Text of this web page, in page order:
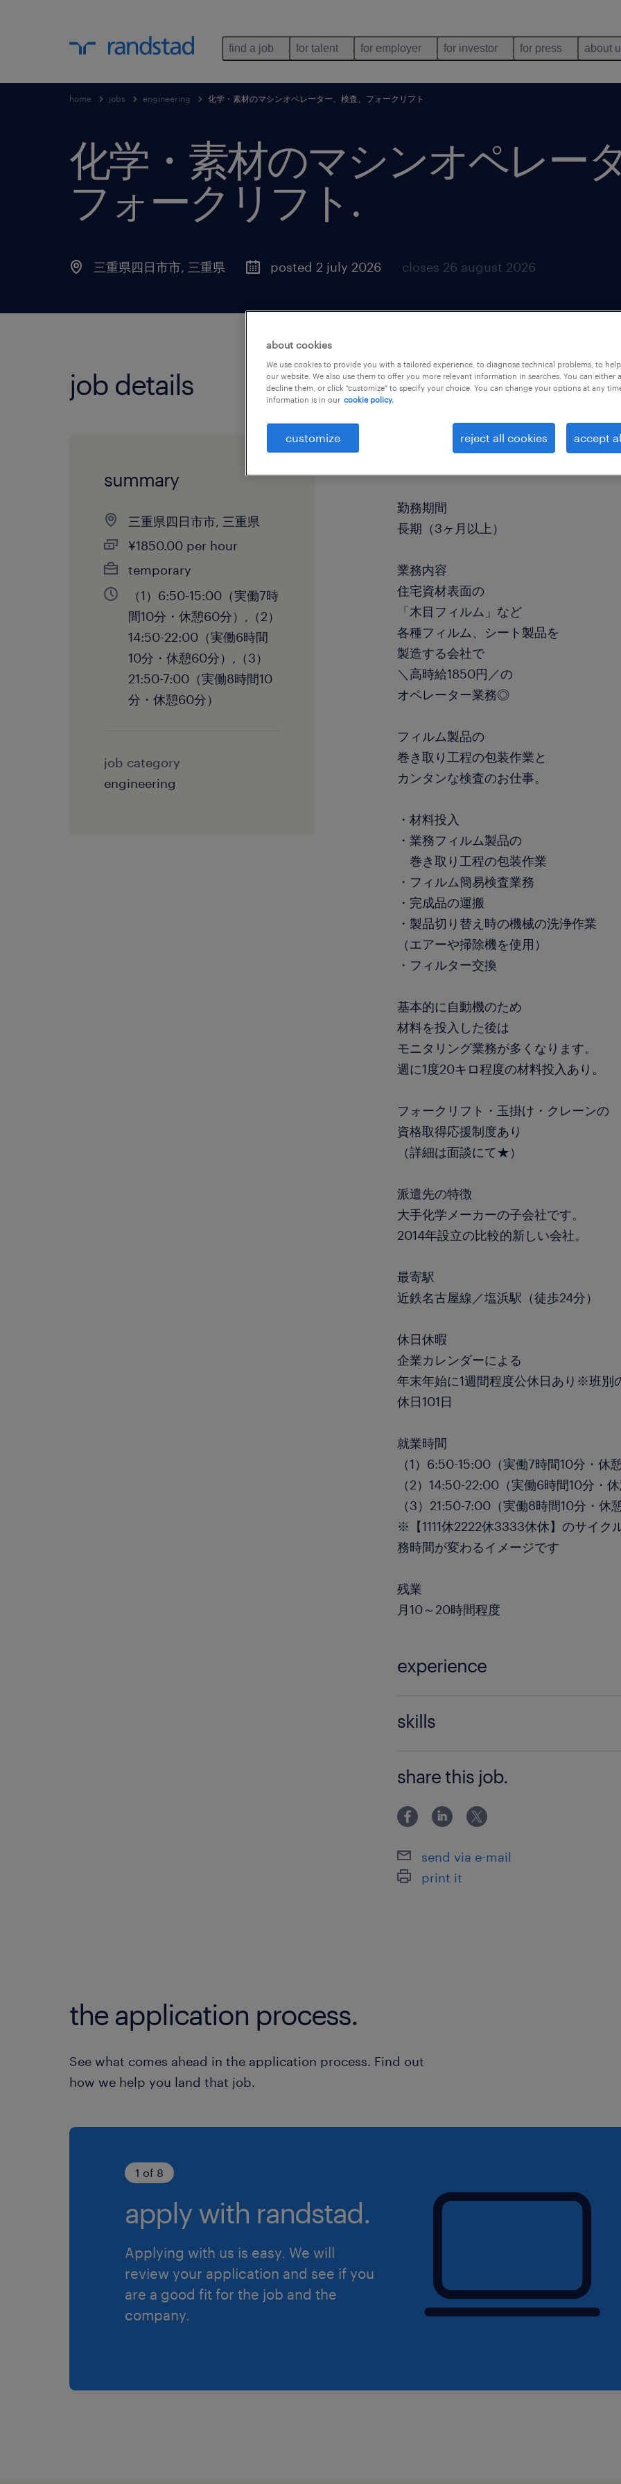
find a job for talent for employer for investor for press about
home jobs engineering 化学・素材のマシンオペレーター、検査、フォークリフト
化学・素材のマシンオペレー
フォークリフト .
三重県四日市市, 三重県 posted 2 july 2026 closes 26 august 2026
job details
summary
三重県四日市市, 三重県
¥1850.00 per hour
temporary
（1）6:50-15:00（実働7時
間10分・休憩60分）,（2）
14:50-22:00（実働6時間
10分・休憩60分）,（3）
21:50-7:00（実働8時間10
分・休憩60分）
job category
engineering
勤務期間
長期（3ヶ月以上）
業務内容
住宅資材表面の
「木目フィルム」など
各種フィルム、シート製品を
製造する会社で
＼高時給1850円／の
オペレーター業務◎
フィルム製品の
巻き取り工程の包装作業と
カンタンな検査のお仕事。
・材料投入
・業務フィルム製品の
巻き取り工程の包装作業
・フィルム簡易検査業務
・完成品の運搬
・製品切り替え時の機械の洗浄作業
（エアーや掃除機を使用）
・フィルター交換
基本的に自動機のため
材料を投入した後は
モニタリング業務が多くなります。
週に1度20キロ程度の材料投入あり。
フォークリフト・玉掛け・クレーンの
資格取得応援制度あり
（詳細は面談にて★）
派遣先の特徴
大手化学メーカーの子会社です。
2014年設立の比較的新しい会社。
最寄駅
近鉄名古屋線／塩浜駅（徒歩24分）
休日休暇
企業カレンダーによる
年末年始に1週間程度公休日あり※班
休日101日
就業時間
（1）6:50-15:00（実働7時間10分・休
（2）14:50-22:00（実働6時間10分・休
（3）21:50-7:00（実働8時間10分・休
※【1111休2222休3333休休】のサイク
務時間が変わるイメージです
残業
月10～20時間程度
experience
の方尚可
skills
share this job.
send via e-mail
print it
the application process.
See what comes ahead in the application process. Find out
how we help you land that job.
1 of 8
apply with randstad.
Applying with us is easy. We will
review your application and see if you
are a good fit for the job and the
company.
about cookies
We use cookies to provide you with a tailored experience, to diagnose technical problems, to
our website. We also use them to offer you more relevant information in searches. You can either
decline them, or click "customize" to specify your choice. You can change your options at any
information is in our cookie policy.
customize reject all cookies accept